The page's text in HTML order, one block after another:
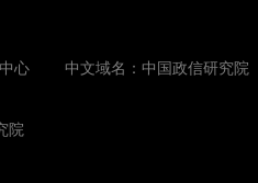
中心 中文域名：中国政信研究院
院